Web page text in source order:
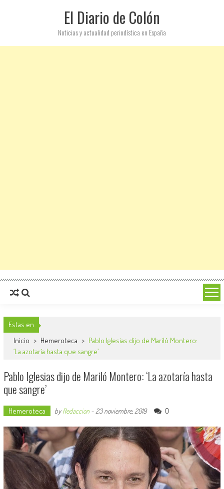
El Diario de Colón
Noticias y actualidad periodística en España
Estas en
Inicio > Hemeroteca > Pablo Iglesias dijo de Mariló Montero:
‘La azotaría hasta que sangre’
Pablo Iglesias dijo de Mariló Montero: ‘La azotaría hasta
que sangre’
Hemeroteca byRedaccion- 23 noviembre, 2019 0